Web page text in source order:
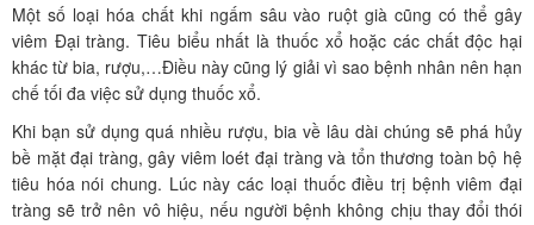
Một số loại hóa chất khi ngấm sâu vào ruột già cũng có thể gây
viêm Đại tràng. Tiêu biểu nhất là thuốc xổ hoặc các chất độc hại
khác từ bia, rượu,…Điều này cũng lý giải vì sao bệnh nhân nên hạn
chế tối đa việc sử dụng thuốc xổ.
Khi bạn sử dụng quá nhiều rượu, bia về lâu dài chúng sẽ phá hủy
bề mặt đại tràng, gây viêm loét đại tràng và tổn thương toàn bộ hệ
tiêu hóa nói chung. Lúc này các loại thuốc điều trị bệnh viêm đại
tràng sẽ trở nên vô hiệu, nếu người bệnh không chịu thay đổi thói